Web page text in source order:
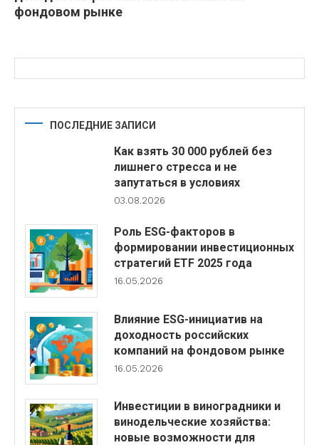
фондовом рынке
ПОСЛЕДНИЕ ЗАПИСИ
Как взять 30 000 рублей без
лишнего стресса и не
запутаться в условиях
03.08.2026
Роль ESG-факторов в
формировании инвестиционных
стратегий ETF 2025 года
16.05.2026
Влияние ESG-инициатив на
доходность российских
компаний на фондовом рынке
16.05.2026
Инвестиции в виноградники и
винодельческие хозяйства:
новые возможности для